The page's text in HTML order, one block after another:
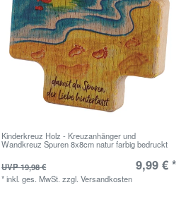
Kinderkreuz Holz - Kreuzanhänger und
Wandkreuz Spuren 8x8cm natur farbig bedruckt
UVP 19,98 €
9,99 € *
*inkl. ges. MwSt. zzgl.Versandkosten